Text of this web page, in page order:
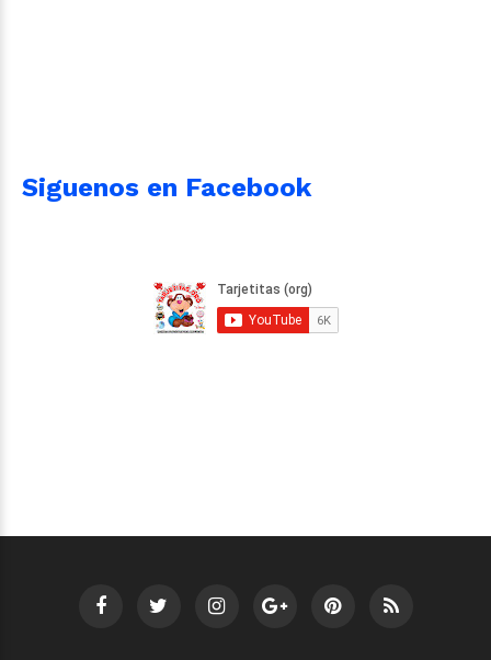
Siguenos en Facebook